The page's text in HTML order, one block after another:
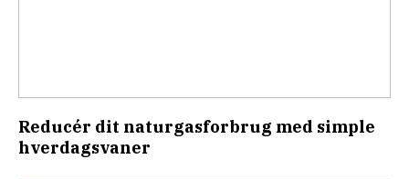
Reducér dit naturgasforbrug med simple
hverdagsvaner